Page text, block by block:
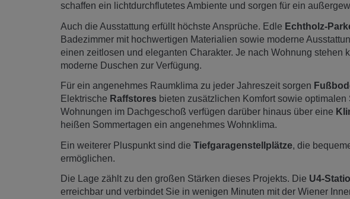
schaffen ein lichtdurchflutetes Ambiente und sorgen für ein
Auch die Ausstattung erfüllt höchste Ansprüche. Edle Echtholz-
Badezimmer mit hochwertigen Materialien sowie moderne
einen zeitlosen und eleganten Charakter. Je nach Wohnung stehen
moderne Duschen zur Verfügung.
Für ein angenehmes Raumklima zu jeder Jahreszeit sorgen
Elektrische Raffstores bieten zusätzlichen Komfort sowie
Wohnungen im Dachgeschoß verfügen darüber hinaus über eine
heißen Sommertagen ein angenehmes Wohnklima.
Ein weiterer Pluspunkt sind die Tiefgaragenstellplätze, die
ermöglichen.
Die Lage zählt zu den großen Stärken dieses Projekts. Die U4-
erreichbar und verbindet Sie in wenigen Minuten mit der Wiener